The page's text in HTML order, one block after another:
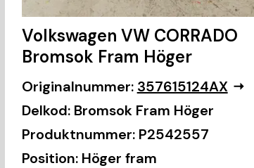
Volkswagen VW CORRADO
Bromsok Fram Höger
Originalnummer: 357615124AX
Delkod: Bromsok Fram Höger
Produktnummer: P2542557
Position: Höger fram